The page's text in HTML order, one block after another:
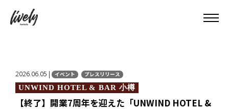
2026.06.05 | イベント プレスリリース
UNWIND HOTEL & BAR 小樽
【終了】開業7周年を迎えた「UNWIND HOTEL &